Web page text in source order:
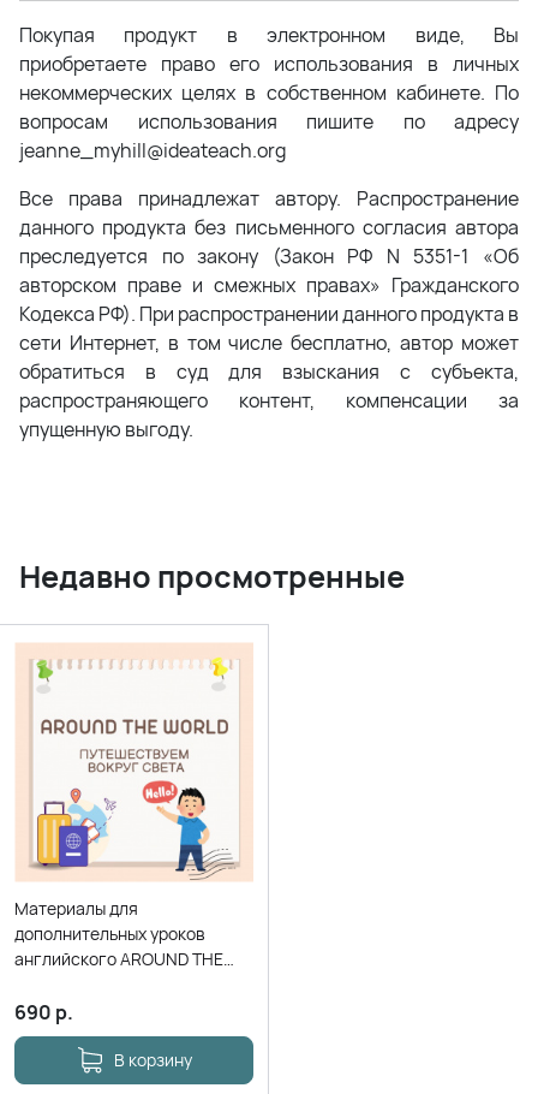
Покупая продукт в электронном виде, Вы
приобретаете право его использования в личных
некоммерческих целях в собственном кабинете. По
вопросам использования пишите по адресу
jeanne_myhill@ideateach.org
Все права принадлежат автору. Распространение
данного продукта без письменного согласия автора
преследуется по закону (Закон РФ N 5351-1 «Об
авторском праве и смежных правах» Гражданского
Кодекса РФ). При распространении данного продукта в
сети Интернет, в том числе бесплатно, автор может
обратиться в суд для взыскания с субъекта,
распространяющего контент, компенсации за
упущенную выгоду.
Недавно просмотренные
Материалы для
дополнительных уроков
английского AROUND THE
690 р.
В корзину